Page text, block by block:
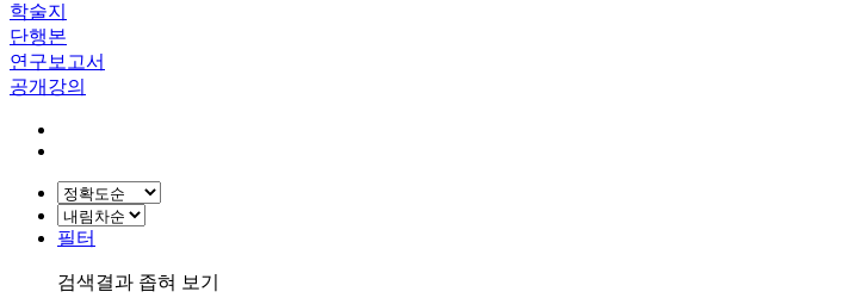
학술지
단행본
연구보고서
공개강의
필터
검색결과 좁혀 보기